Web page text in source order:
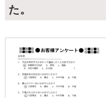
た。